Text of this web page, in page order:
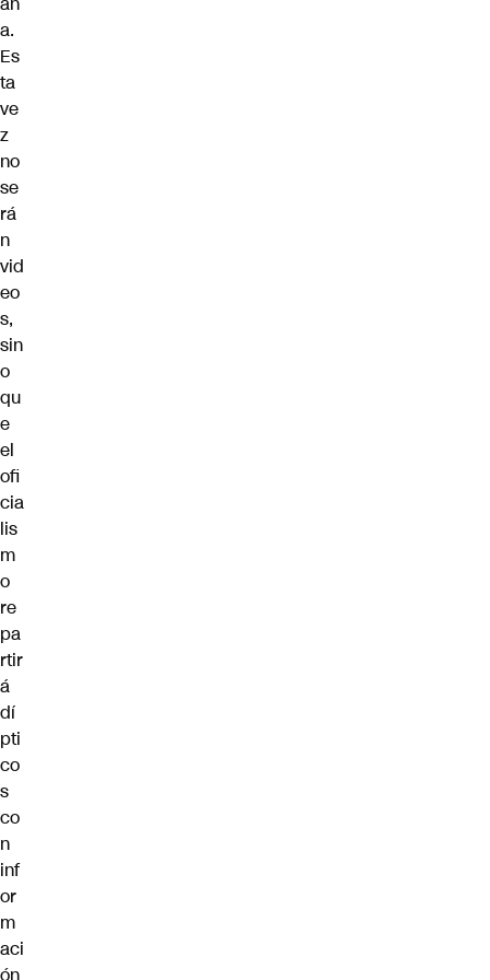
a.
Es
ta
ve
z
no
se
rá
n
vid
eo
s,
sin
o
qu
e
el
ofi
cia
lis
m
o
re
pa
rtir
á
dí
pti
co
s
co
n
inf
or
m
aci
ón